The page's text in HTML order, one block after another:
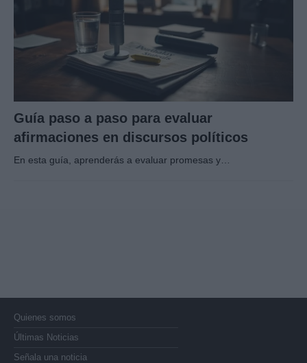
Guía paso a paso para evaluar
afirmaciones en discursos políticos
En esta guía, aprenderás a evaluar promesas y…
Quienes somos
Últimas Noticias
Señala una noticia